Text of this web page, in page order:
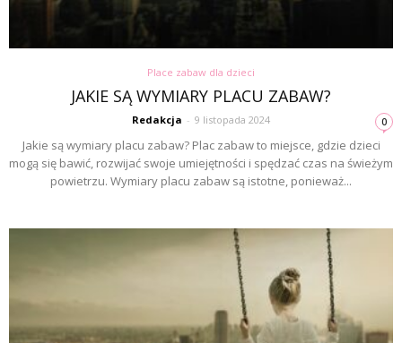
Place zabaw dla dzieci
JAKIE SĄ WYMIARY PLACU ZABAW?
Redakcja - 9 listopada 2024 0
Jakie są wymiary placu zabaw? Plac zabaw to miejsce, gdzie dzieci
mogą się bawić, rozwijać swoje umiejętności i spędzać czas na świeżym
powietrzu. Wymiary placu zabaw są istotne, ponieważ...